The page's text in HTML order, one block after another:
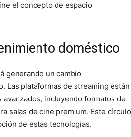
el concepto de espacio
doméstico
generando un cambio
Las plataformas de streaming están
incluyendo formatos de
salas de cine premium. Este círculo
de estas tecnologías.